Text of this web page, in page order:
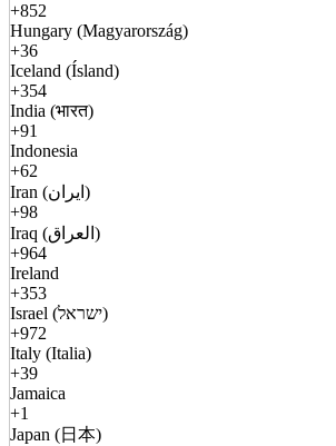
+852
Hungary (Magyarország)
+36
Iceland (Ísland)
+354
India (भारत)
+91
Indonesia
+62
Iran (ایران)
+98
Iraq (العراق)
+964
Ireland
+353
Israel (ישראל)
+972
Italy (Italia)
+39
Jamaica
+1
Japan (日本)